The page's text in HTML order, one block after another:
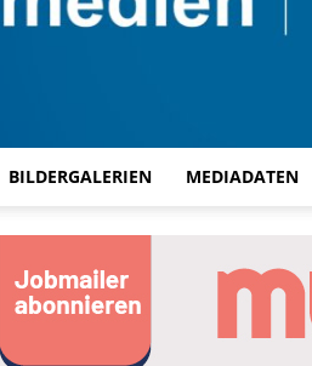
BILDERGALERIEN MEDIADATEN